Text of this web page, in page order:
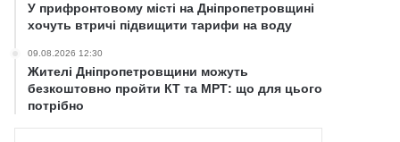
У прифронтовому місті на Дніпропетровщині
хочуть втричі підвищити тарифи на воду
09.08.2026 12:30
Жителі Дніпропетровщини можуть
безкоштовно пройти КТ та МРТ: що для цього
потрібно